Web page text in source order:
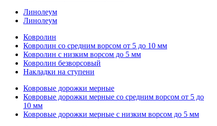
Линолеум
Линолеум
Ковролин
Ковролин со средним ворсом от 5 до 10 мм
Ковролин с низким ворсом до 5 мм
Ковролин безворсовый
Накладки на ступени
Ковровые дорожки мерные
Ковровые дорожки мерные со средним ворсом от 5 до
10 мм
Ковровые дорожки мерные с низким ворсом до 5 мм